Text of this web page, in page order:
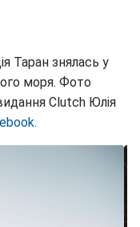
Таран знялась у
моря. Фото
Clutch Юлія